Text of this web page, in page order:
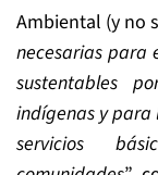
Ambiental (y no
necesarias para
sustentables
indígenas y para
servicios